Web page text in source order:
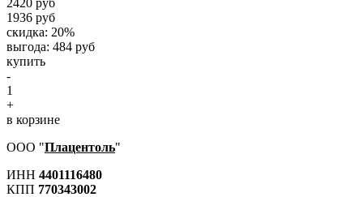
1936 руб
скидка: 20%
выгода: 484 руб
купить
-
1
+
в корзине
ООО "Плацентоль"
ИНН 4401116480
КПП 770343002